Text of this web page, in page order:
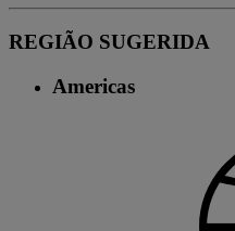
REGIÃO SUGERIDA
Americas